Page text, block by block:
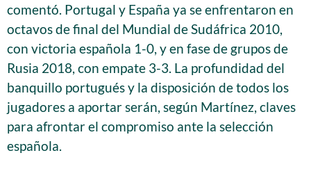
comentó. Portugal y España ya se enfrentaron en
octavos de final del Mundial de Sudáfrica 2010,
con victoria española 1-0, y en fase de grupos de
Rusia 2018, con empate 3-3. La profundidad del
banquillo portugués y la disposición de todos los
jugadores a aportar serán, según Martínez, claves
para afrontar el compromiso ante la selección
española.